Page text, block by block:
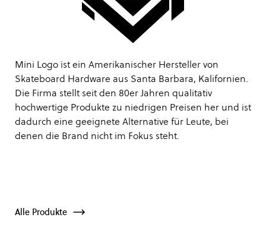
Mini Logo ist ein Amerikanischer Hersteller von
Skateboard Hardware aus Santa Barbara, Kalifornien.
Die Firma stellt seit den 80er Jahren qualitativ
hochwertige Produkte zu niedrigen Preisen her und ist
dadurch eine geeignete Alternative für Leute, bei
denen die Brand nicht im Fokus steht.
Alle Produkte